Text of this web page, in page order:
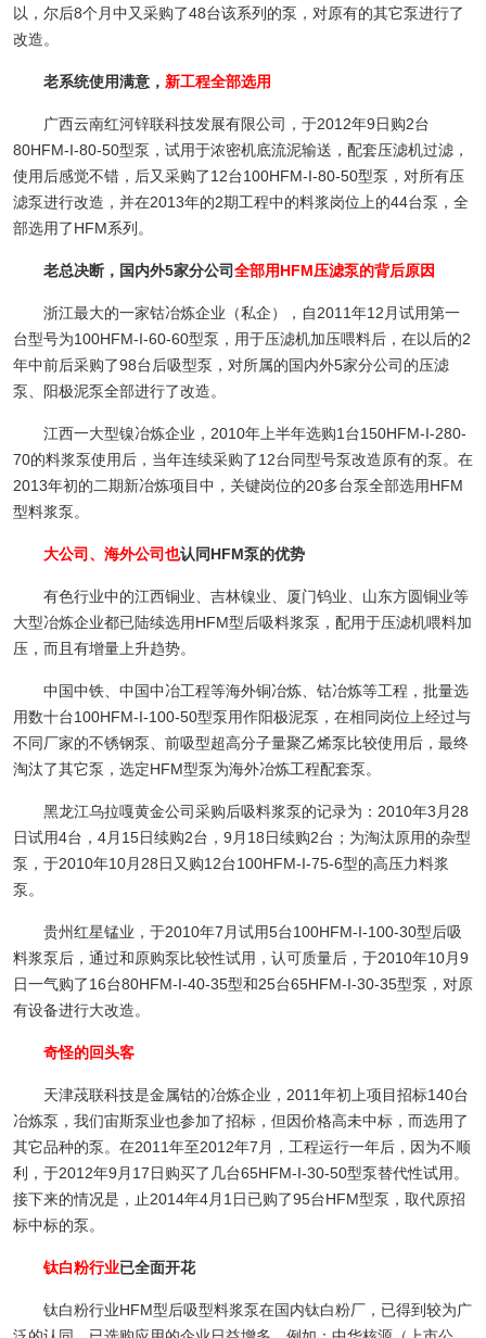
以，尔后8个月中又采购了48台该系列的泵，对原有的其它泵进行了
改造。
老系统使用满意， 新工程全部选用
广西云南红河锌联科技发展有限公司，于2012年9日购2台
80HFM-I-80-50型泵，试用于浓密机底流泥输送，配套压滤机过滤，
使用后感觉不错，后又采购了12台100HFM-I-80-50型泵，对所有压
滤泵进行改造，并在2013年的2期工程中的料浆岗位上的44台泵，全
部选用了HFM系列。
老总决断，国内外5家分公司全部用HFM压滤泵的背后原因
浙江最大的一家钴冶炼企业（私企），自2011年12月试用第一
台型号为100HFM-I-60-60型泵，用于压滤机加压喂料后，在以后的2
年中前后采购了98台后吸型泵，对所属的国内外5家分公司的压滤
泵、阳极泥泵全部进行了改造。
江西一大型镍冶炼企业，2010年上半年选购1台150HFM-I-280-
70的料浆泵使用后，当年连续采购了12台同型号泵改造原有的泵。在
2013年初的二期新冶炼项目中，关键岗位的20多台泵全部选用HFM
型料浆泵。
大公司、海外公司也认同HFM泵的优势
有色行业中的江西铜业、吉林镍业、厦门钨业、山东方圆铜业等
大型冶炼企业都已陆续选用HFM型后吸料浆泵，配用于压滤机喂料加
压，而且有增量上升趋势。
中国中铁、中国中冶工程等海外铜冶炼、钴冶炼等工程，批量选
用数十台100HFM-I-100-50型泵用作阳极泥泵，在相同岗位上经过与
不同厂家的不锈钢泵、前吸型超高分子量聚乙烯泵比较使用后，最终
淘汰了其它泵，选定HFM型泵为海外冶炼工程配套泵。
黑龙江乌拉嘎黄金公司采购后吸料浆泵的记录为：2010年3月28
日试用4台，4月15日续购2台，9月18日续购2台；为淘汰原用的杂型
泵，于2010年10月28日又购12台100HFM-I-75-6型的高压力料浆
泵。
贵州红星锰业，于2010年7月试用5台100HFM-I-100-30型后吸
料浆泵后，通过和原购泵比较性试用，认可质量后，于2010年10月9
日一气购了16台80HFM-I-40-35型和25台65HFM-I-30-35型泵，对原
有设备进行大改造。
奇怪的回头客
天津荗联科技是金属钴的冶炼企业，2011年初上项目招标140台
冶炼泵，我们宙斯泵业也参加了招标，但因价格高未中标，而选用了
其它品种的泵。在2011年至2012年7月，工程运行一年后，因为不顺
利，于2012年9月17日购买了几台65HFM-I-30-50型泵替代性试用。
接下来的情况是，止2014年4月1日已购了95台HFM型泵，取代原招
标中标的泵。
钛白粉行业已全面开花
钛白粉行业HFM型后吸型料浆泵在国内钛白粉厂，已得到较为广